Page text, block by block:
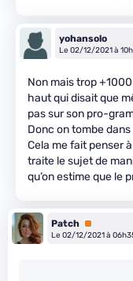
yohansolo
Le 02/12/2021 à
Non mais trop
haut qui disait que
pas sur son pro-
Donc on tombe
Cela me fait penser
traite le sujet de
qu’on estime que le
Patch Premium
Le 02/12/2021 à